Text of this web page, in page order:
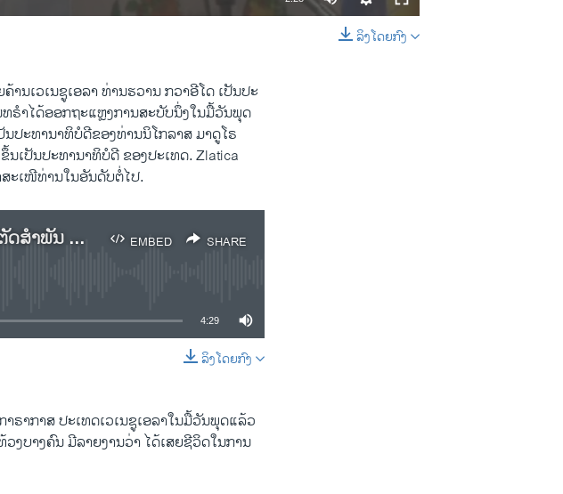
SHARE
ລິງໂດຍກົງ
ນ​ເວ​ເນ​ຊູ​ເອ​ລາ ທ່ານ​ຮວ​ານ ກວາ​ອີໂດ ເປັນ​ປະ​
ຣຳ​ໄດ້​ອອກ​ຖະ​ແຫຼງ​ການ​ສະ​ບັບນຶ່ງ​ໃນ​ມື້​ວັນ​ພຸດ​
ນ​ປະ​ທາ​ນາ​ທິ​ບໍ​ດີ​ຂອງ​ທ່ານ​ນິ​ໂກ​ລາ​ສ ມາ​ດູ​ໂຣ
ເປັນ​ປະ​ທາ​ນາ​ທິ​ບໍ​ດີ​ ຂອງປະ​ເທດ. Zlatica
ສະເໜີທ່ານໃນອັນດັບຕໍ່ໄປ.
EMBED SHARE
ເຊີນ​ຟັງ​ລາຍ​ງານ ປ. ມາ​ດູ​ໂຣ ແຫ່ງ​ເວ​ເນ​ຊູ​ເອ​ລາ ຕັດ​ສຳ​ພັນ ທາງ​ການ​ທູດ ກັບ ສ​ຫລ
SHARE
4:29
ລິງໂດຍກົງ
າ​ກາ​ສ ປະ​ເທດ​ເວ​ເນ​ຊູ​ເອ​ລາໃນ​ມື້​ວັນ​ພຸດ​ແລ້ວ
ງ​ບາງ​ຄົນ ມີ​ລາຍ​ງານ​ວ່າ ໄດ້​ເສຍ​ຊີວິດ​ໃນ​ການ​